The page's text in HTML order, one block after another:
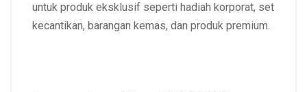
untuk produk eksklusif seperti hadiah korporat, set
kecantikan, barangan kemas, dan produk premium.